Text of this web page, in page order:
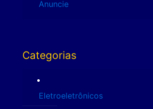
Anuncie
Categorias
Eletroeletrônicos